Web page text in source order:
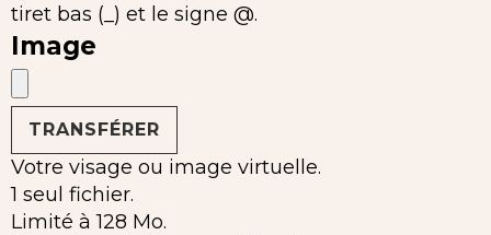
tiret bas (_) et le signe @.
Image
Votre visage ou image virtuelle.
1 seul fichier.
Limité à 128 Mo.